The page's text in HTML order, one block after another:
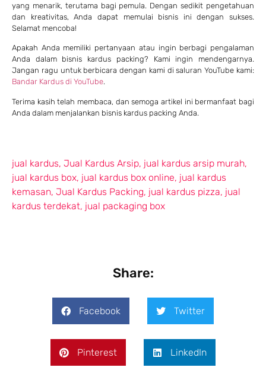
yang menarik, terutama bagi pemula. Dengan sedikit pengetahuan
dan kreativitas, Anda dapat memulai bisnis ini dengan sukses.
Selamat mencoba!
Apakah Anda memiliki pertanyaan atau ingin berbagi pengalaman
Anda dalam bisnis kardus packing? Kami ingin mendengarnya.
Jangan ragu untuk berbicara dengan kami di saluran YouTube kami:
Bandar Kardus di YouTube.
Terima kasih telah membaca, dan semoga artikel ini bermanfaat bagi
Anda dalam menjalankan bisnis kardus packing Anda.
jual kardus, Jual Kardus Arsip, jual kardus arsip murah,
jual kardus box, jual kardus box online, jual kardus
kemasan, Jual Kardus Packing, jual kardus pizza, jual
kardus terdekat, jual packaging box
Share:
Facebook Twitter
Pinterest LinkedIn